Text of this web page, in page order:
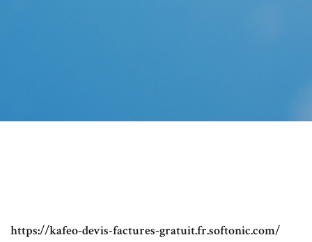
https://kafeo-devis-factures-gratuit.fr.softonic.com/